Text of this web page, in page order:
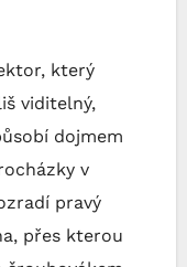
který
viditelný,
dojmem
v
pravý
přes kterou